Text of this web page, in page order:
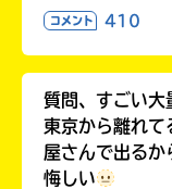
コメント 410
質問、すごい大
東京から離れて
屋さんで出るか
悔しい